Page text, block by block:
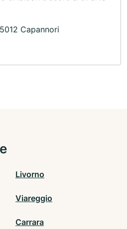
Capannori
Livorno
Viareggio
Carrara